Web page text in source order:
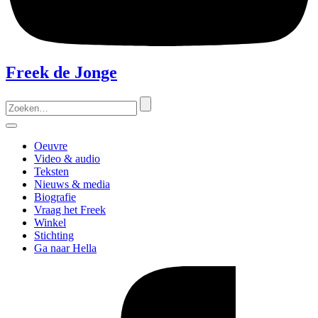
Freek de Jonge
Zoeken
naar:
Menu
Oeuvre
Video & audio
Teksten
Nieuws & media
Biografie
Vraag het Freek
Winkel
Stichting
Ga naar Hella